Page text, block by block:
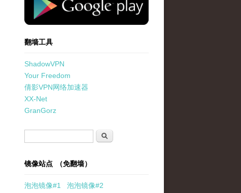
翻墙工具
ShadowVPN
Your Freedom
倩影VPN网络加速器
XX-Net
GranGorz
搜索
镜像站点 （免翻墙）
泡泡镜像#1 泡泡镜像#2